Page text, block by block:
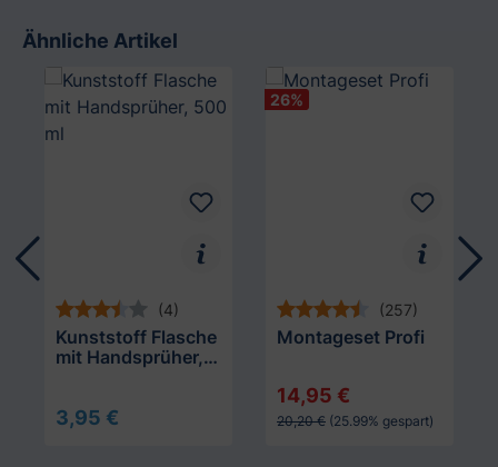
Ähnliche Artikel
Produktgalerie überspringen
(4)
Kunststoff Flasche
mit Handsprüher,
3,95 €
26%
(257)
Montageset Profi
14,95 €
20,20 € (25.99% gespart)